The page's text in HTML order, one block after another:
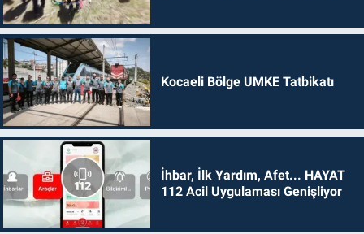
Kocaeli Bölge UMKE Tatbikatı
İhbar, İlk Yardım, Afet... HAYAT
112 Acil Uygulaması Genişliyor